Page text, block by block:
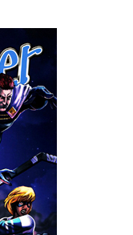
Physics)